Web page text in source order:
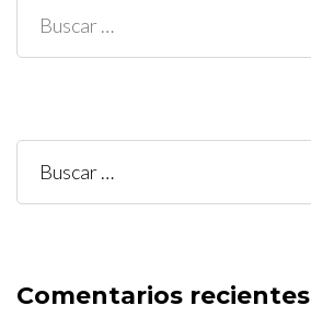
Buscar:
Buscar:
Comentarios recientes